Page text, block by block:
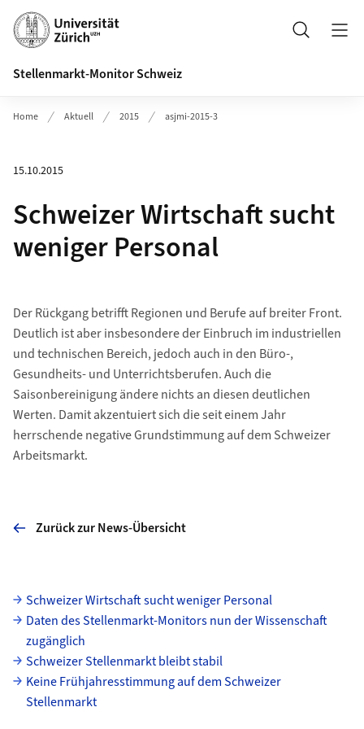
Header
Suche
Stellenmarkt-Monitor Schweiz
Home Aktuell 2015 asjmi-2015-3
15.10.2015
Schweizer Wirtschaft sucht
weniger Personal
Der Rückgang betrifft Regionen und Berufe auf breiter Front.
Deutlich ist aber insbesondere der Einbruch im industriellen
und technischen Bereich, jedoch auch in den Büro-,
Gesundheits- und Unterrichtsberufen. Auch die
Saisonbereinigung ändere nichts an diesen deutlichen
Werten. Damit akzentuiert sich die seit einem Jahr
herrschende negative Grundstimmung auf dem Schweizer
Arbeitsmarkt.
Zurück zur News-Übersicht
Unterseiten
Schweizer Wirtschaft sucht weniger Personal
Daten des Stellenmarkt-Monitors nun der Wissenschaft
zugänglich
Schweizer Stellenmarkt bleibt stabil
Keine Frühjahresstimmung auf dem Schweizer
Stellenmarkt